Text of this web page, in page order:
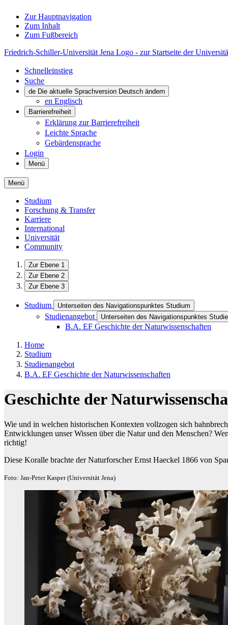
Zur Hauptnavigation
Zum Inhalt
Zum Fußbereich
Friedrich-Schiller-Universität Jena Logo - zur Startseite der
Schnelleinstieg
Suche
de Die aktuelle Sprachversion Deutsch ändern
en Englisch
Barrierefreiheit
Erklärung zur Barrierefreiheit
Leichte Sprache
Gebärdensprache
Login
Menü
Menü
Studium
Forschung & Transfer
Karriere
International
Universität
Community
Zur Ebene 1
Zur Ebene 2
Zur Ebene 3
Studium Unterseiten des Navigationspunktes Studium
Studienangebot Unterseiten des Navigationspunktes
B.A. EF Geschichte der Naturwissenschaften
Home
Studium
Studienangebot
B.A. EF Geschichte der Naturwissenschaften
Geschichte der
Wie und in welchen historischen Kontexten vollzogen sich
Entwicklungen unser Wissen über die Natur und den Menschen?
richtig!
Diese Koralle brachte der Naturforscher Ernst Haeckel 1866 von
Foto: Jan-Peter Kasper (Universität Jena)